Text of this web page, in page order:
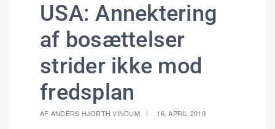
USA: Annektering
af bosættelser
strider ikke mod
fredsplan
AF ANDERS HJORTH VINDUM 16. APRIL 2019